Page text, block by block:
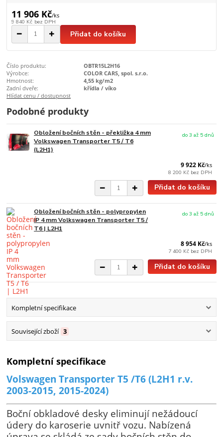
11 906 Kč/ks
9 840 Kč bez DPH
Přidat do košíku
Číslo produktu:
OBTR15L2H16
Výrobce:
COLOR CARS, spol. s.r.o.
Hmotnost:
4,55 kg/m2
Zadní dveře:
křídla / víko
Hlídat cenu / dostupnost
Podobné produkty
Obložení bočních stěn - překližka 4 mm
Volkswagen Transporter T5 / T6
(L2H1)
9 922 Kč/ks
8 200 Kč bez DPH
do 3 až 5 dnů
Přidat do košíku
Obložení bočních stěn - polypropylen
IP 4 mm Volkswagen Transporter T5 /
T6 | L2H1
8 954 Kč/ks
7 400 Kč bez DPH
do 3 až 5 dnů
Přidat do košíku
Kompletní specifikace
Související zboží 3
Kompletní specifikace
Volswagen Transporter T5 /T6 (L2H1 r.v.
2003-2015, 2015-2024)
Boční obkladové desky eliminují nežádoucí
údery do karoserie uvnitř vozu. Nabízená